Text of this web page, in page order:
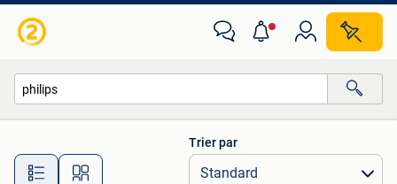
Toutes les distances…
Trier par